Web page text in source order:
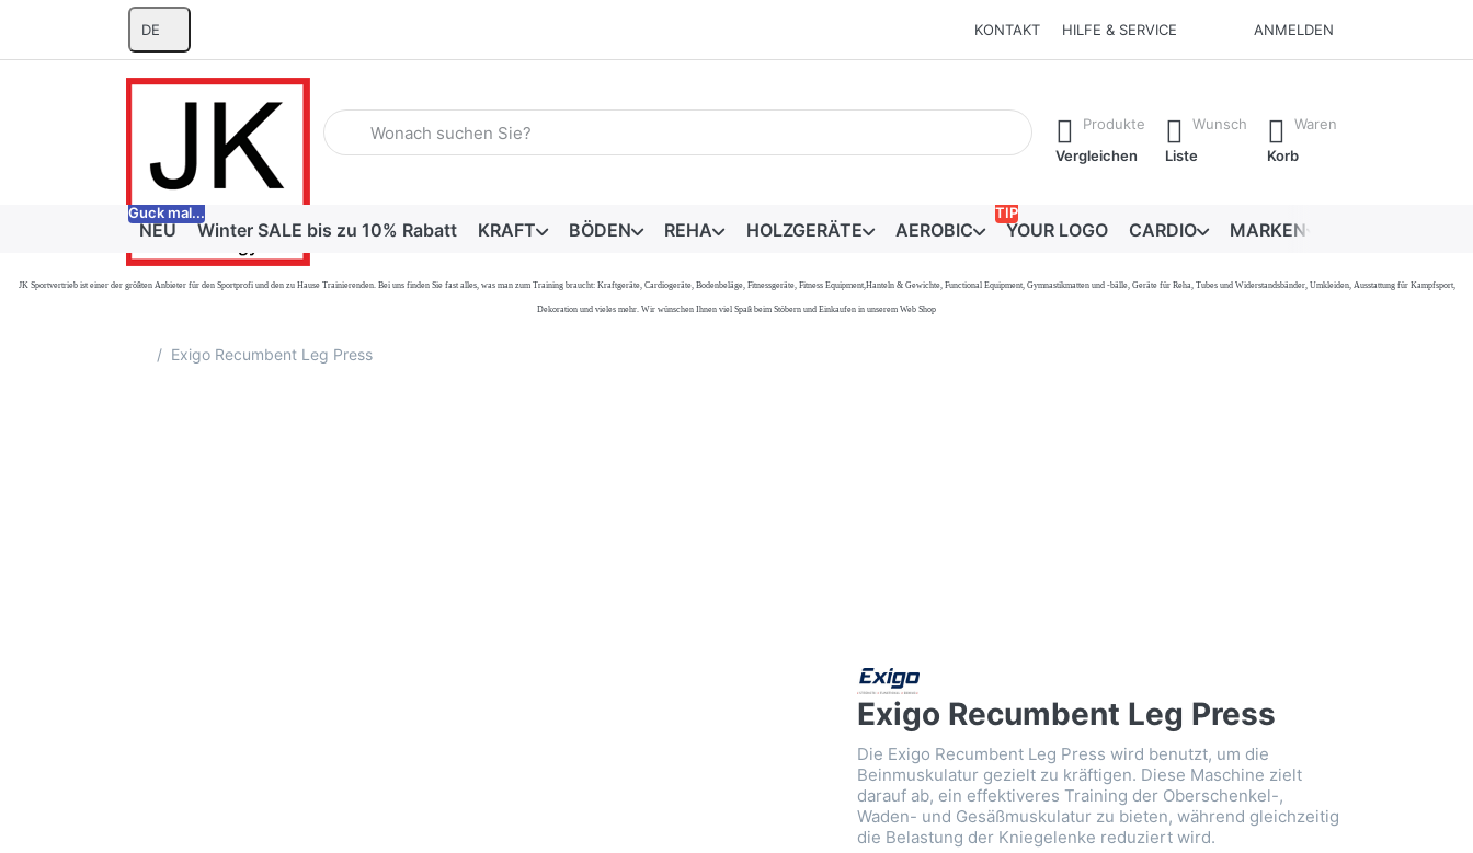
DE KONTAKT HILFE & SERVICE ANMELDEN
Geben Sie einen Suchbegriff ein. Während Sie tippen, erscheinen automatisch erste Ergebnisse. Drücken Sie die Eingabetaste, um alle Ergebnisse
Produkte
Vergleichen
Wunsch
Liste
Waren
Korb
NEU
Guck mal...
Winter SALE bis zu 10% Rabatt KRAFT BÖDEN REHA HOLZGERÄTE AEROBIC YOUR LOGO
TIP
CARDIO MARKEN
JK Sportvertrieb ist einer der größten Anbieter für den Sportprofi und den zu Hause Trainierenden. Bei uns finden Sie fast alles, was man zum Training braucht: Kraftgeräte, Cardiogeräte, Bodenbeläge, Fitnessgeräte, Fitness Equipment,Hanteln & Gewichte, Functional Equipment, Gymnastikmatten und -bälle, Geräte für Reha, Tubes und Widerstandsbänder, Umkleiden, Ausstattung für Kampfsport,
Dekoration und vieles mehr. Wir wünschen Ihnen viel Spaß beim Stöbern und Einkaufen in unserem Web Shop
Startseite
Exigo Recumbent Leg Press
Exigo Recumbent Leg Press
Die Exigo Recumbent Leg Press wird benutzt, um die
Beinmuskulatur gezielt zu kräftigen. Diese Maschine zielt
darauf ab, ein effektiveres Training der Oberschenkel-,
Waden- und Gesäßmuskulatur zu bieten, während gleichzeitig
die Belastung der Kniegelenke reduziert wird.